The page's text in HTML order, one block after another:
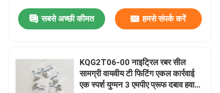
सबसे अच्छी कीमत हमसे संपर्क करें
KQG2T06-00 नाइट्रिल रबर सील
सामग्री वायवीय टी फिटिंग एकल कार्रवाई
एक स्पर्श युग्मन 3 एमपीए प्रूफ दबाव हवा